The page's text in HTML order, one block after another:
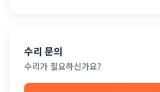
수리 문의
수리가 필요하신가요?